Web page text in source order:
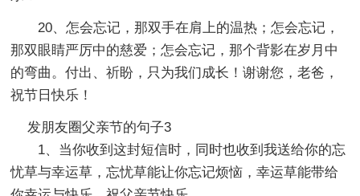
20、怎会忘记，那双手在肩上的温热；怎会忘记，
那双眼睛严厉中的慈爱；怎会忘记，那个背影在岁月中
的弯曲。付出、祈盼，只为我们成长！谢谢您，老爸，
祝节日快乐！
发朋友圈父亲节的句子3
1、当你收到这封短信时，同时也收到我送给你的忘
忧草与幸运草，忘忧草能让你忘记烦恼，幸运草能带给